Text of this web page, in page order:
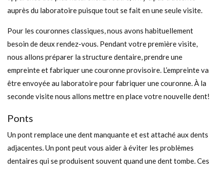
auprès du laboratoire puisque tout se fait en une seule visite.
Pour les couronnes classiques, nous avons habituellement
besoin de deux rendez-vous. Pendant votre première visite,
nous allons préparer la structure dentaire, prendre une
empreinte et fabriquer une couronne provisoire. L’empreinte va
être envoyée au laboratoire pour fabriquer une couronne. À la
seconde visite nous allons mettre en place votre nouvelle dent!
Ponts
Un pont remplace une dent manquante et est attaché aux dents
adjacentes. Un pont peut vous aider à éviter les problèmes
dentaires qui se produisent souvent quand une dent tombe. Ces